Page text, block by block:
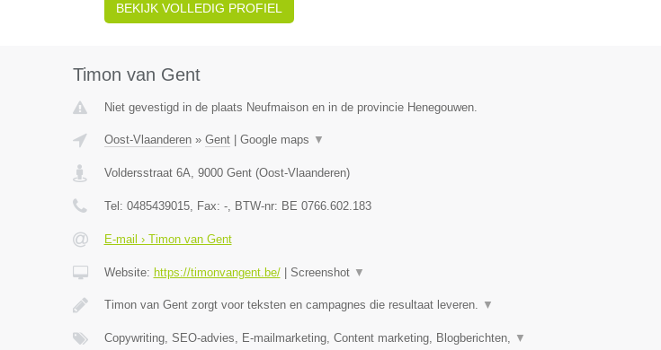
BEKIJK VOLLEDIG PROFIEL
Timon van Gent
Niet gevestigd in de plaats Neufmaison en in de provincie Henegouwen.
Oost-Vlaanderen» Gent| Google maps ▼
Voldersstraat 6A, 9000 Gent(Oost-Vlaanderen)
Tel: 0485439015, Fax: -, BTW-nr: BE 0766.602.183
E-mail › Timon van Gent
Website: https://timonvangent.be/| Screenshot ▼
Timon van Gent zorgt voor teksten en campagnes die resultaat leveren. ▼
Copywriting, SEO-advies, E-mailmarketing, Content marketing, Blogberichten, ▼